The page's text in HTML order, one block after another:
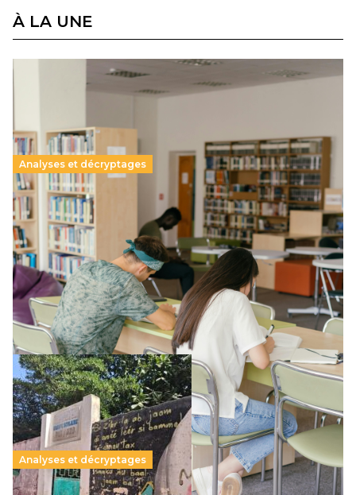
À LA UNE
Analyses et décryptages
Supérieur privé : une dérive qui met à mal la
promesse républicaine
11 juillet 2026-
Le projet de loi sur la régulation de l’enseignement
supérieur privé met en lumière l’amplification d’un système
qui relègue l’acte pédagogique au superfétatoire, voire à…
Lire la suite →
Analyses et décryptages